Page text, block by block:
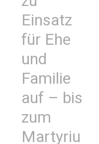
Einsatz
für Ehe
und
Familie
auf – bis
zum
Martyriu